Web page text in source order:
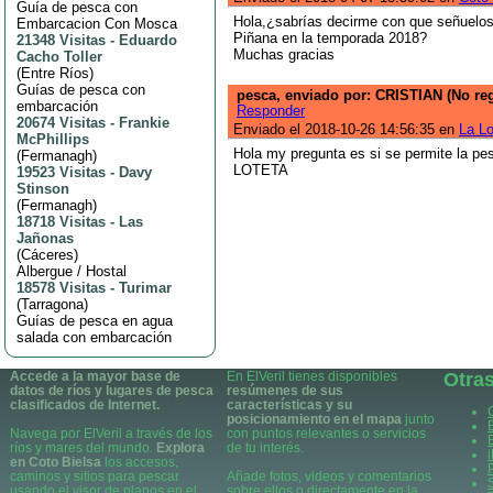
Guía de pesca con
Embarcacion Con Mosca
21348 Visitas - Eduardo
Cacho Toller
(Entre Ríos)
Guías de pesca con
embarcación
20674 Visitas - Frankie
McPhillips
(Fermanagh)
19523 Visitas - Davy
Stinson
(Fermanagh)
18718 Visitas - Las
Jañonas
(Cáceres)
Albergue / Hostal
18578 Visitas - Turimar
(Tarragona)
Guías de pesca en agua
salada con embarcación
Hola,¿sabrías decirme con que
Piñana en la temporada 2018?
Muchas gracias
pesca, enviado por: CRISTIAN (No
Responder
Enviado el 2018-10-26 14:56:35 en La
Hola my pregunta es si se permite la
LOTETA
Accede a la mayor base de
datos de ríos y lugares de pesca
clasificados de Internet.
Navega por ElVeril a través de los
ríos y mares del mundo. Explora
en Coto Bielsa los accesos,
caminos y sitios para pescar
usando el visor de planos en el
En ElVeril tienes disponibles
resúmenes de sus
características y su
posicionamiento en el mapa junto
con puntos relevantes o servicios
de tu interés.
Añade fotos, videos y comentarios
sobre ellos o directamente en la